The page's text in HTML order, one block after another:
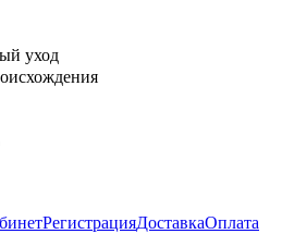
уход
РегистрацияДоставкаОплата